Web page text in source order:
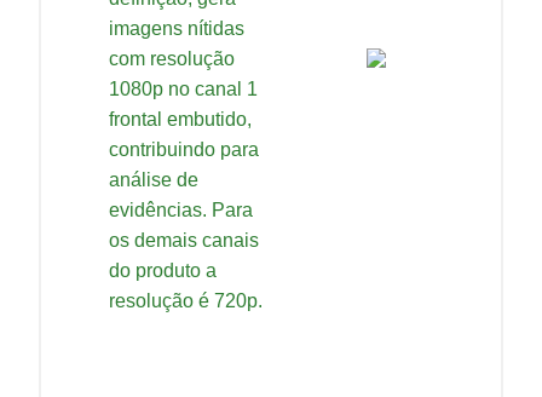
imagens nítidas
com resolução
1080p no canal 1
frontal embutido,
contribuindo para
análise de
evidências. Para
os demais canais
do produto a
resolução é 720p.